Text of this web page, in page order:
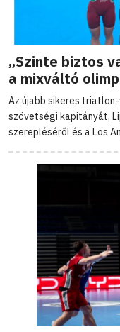
„Szinte biztos
a mixváltó
Az újabb sikeres
szövetségi kapitányát,
szerepléséről és a Los